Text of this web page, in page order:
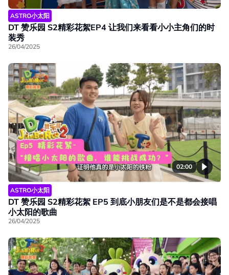
ASTRO小太阳
DT 赞乐园 S2精彩花絮EP4 让我们来看看小小主角们的时
装秀
26/04/2025
02:00
ASTRO小太阳
DT 赞乐园 S2精彩花絮 EP5 到底小朋友们是不是都会接唱
小太阳的歌曲
26/04/2025